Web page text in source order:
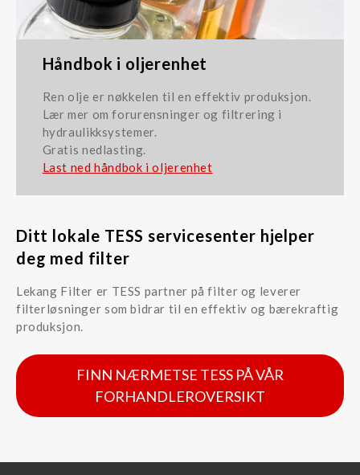
Håndbok i oljerenhet
Ren olje er nøkkelen til en effektiv produksjon.
Lær mer om forurensninger og filtrering i
hydraulikksystemer.
Gratis nedlasting.
Last ned håndbok i oljerenhet
Ditt lokale TESS servicesenter hjelper
deg med filter
Lekang Filter er TESS partner på filter og leverer
filterløsninger som bidrar til en effektiv og bærekraftig
produksjon.
FINN NÆRMETSE TESS PÅ VÅR
FORHANDLEROVERSIKT